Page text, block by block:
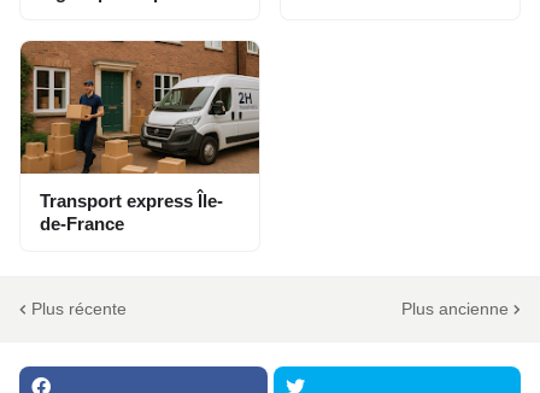
Transport express Île-
de-France
Plus récente Plus ancienne